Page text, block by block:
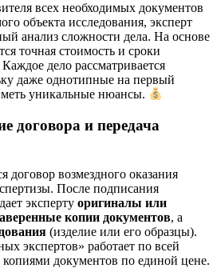
всех необходимых документов
объекта исследования, эксперт
анализ сложности дела. На основе
точная стоимость и сроки
дело рассматривается
даже однотипные на первый
уникальные нюансы.
договора и передача
договор возмездного оказания
После подписания
эксперту оригиналы или
копии документов, а
(изделие или его образцы).
экспертов» работает по всей
документов по единой цене.